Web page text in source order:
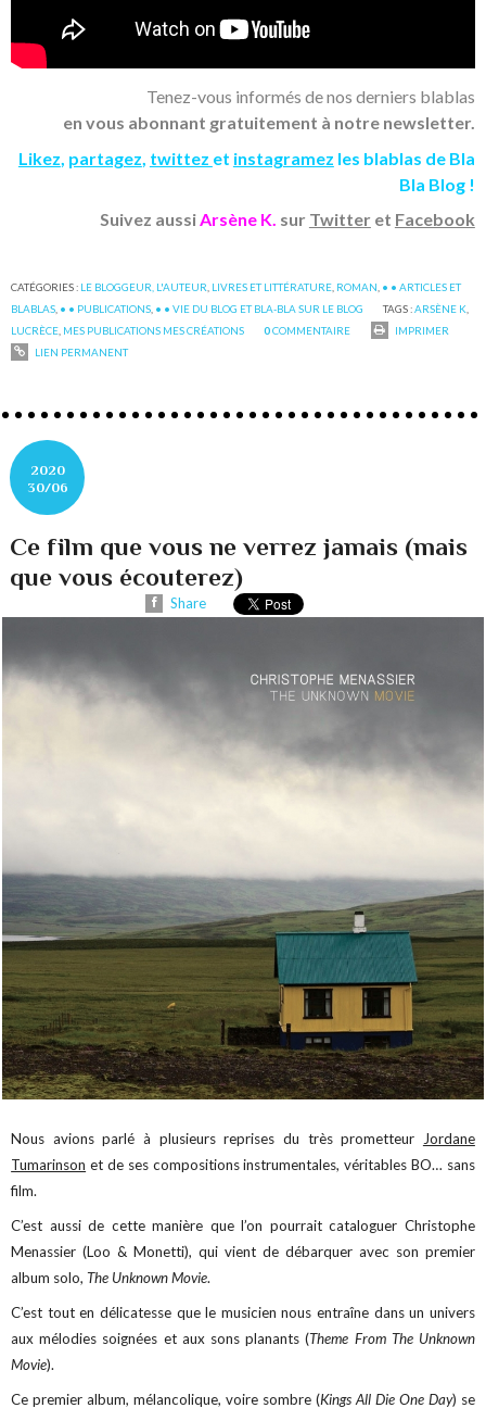
Tenez-vous informés de nos derniers blablas
en vous abonnant gratuitement à notre newsletter.
Likez partagez twittez et instagramez les blablas de Bla
Bla Blog !
Suivez aussi Arsène K. sur Twitter et Facebook
CATÉGORIES : LE BLOGGEUR, L'AUTEUR LIVRES ET LITTÉRATURE ROMAN • • ARTICLES ET
BLABLAS • • PUBLICATIONS • • VIE DU BLOG ET BLA-BLA SUR LE BLOG TAGS :ARSÈNE K
LUCRÈCE MES PUBLICATIONS MES CRÉATIONS 0COMMENTAIRE
IMPRIMER
LIEN PERMANENT
2020
30/06
Ce film que vous ne verrez jamais (mais
que vous écouterez)
Share
Nous avions parlé à plusieurs reprises du très prometteur
Jordane
Tumarinson et de ses compositions instrumentales, véritables BO… sans
film.
C’est aussi de cette manière que l’on pourrait cataloguer Christophe
Menassier (Loo & Monetti), qui vient de débarquer avec son premier
album solo,The Unknown Movie.
C’est tout en délicatesse que le musicien nous entraîne dans un univers
aux mélodies soignées et aux sons planants (Theme From The Unknown
Movie).
Ce premier album, mélancolique, voire sombre (Kings All Die One Day) se